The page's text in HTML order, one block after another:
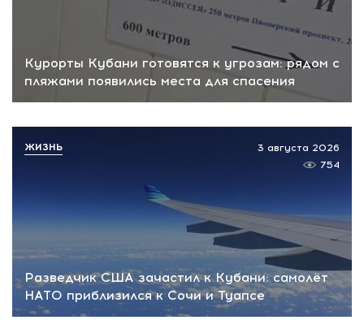
Курорты Кубани готовятся к угрозам: рядом с
пляжами появились места для спасения
Разведчик США зачастил к Кубани: самолёт
НАТО приблизился к Сочи и Туапсе
3 августа 2026
754
ЖИЗНЬ